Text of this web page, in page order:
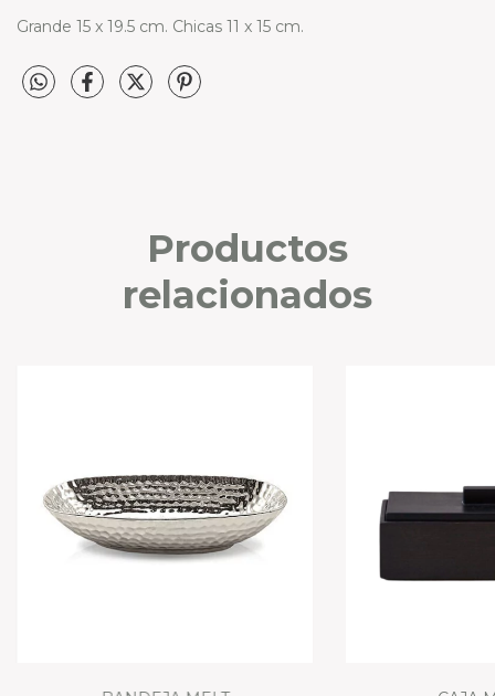
Grande 15 x 19.5 cm. Chicas 11 x 15 cm.
Productos
relacionados